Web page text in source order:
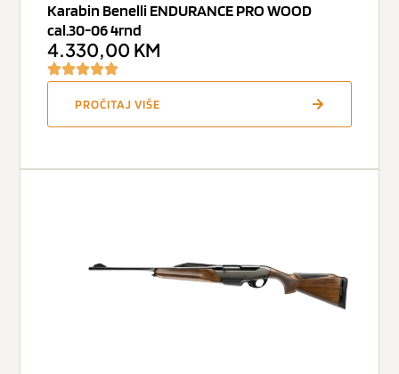
Karabin Benelli ENDURANCE PRO WOOD
cal.30-06 4rnd
4.330,00 KM
PROČITAJ VIŠE